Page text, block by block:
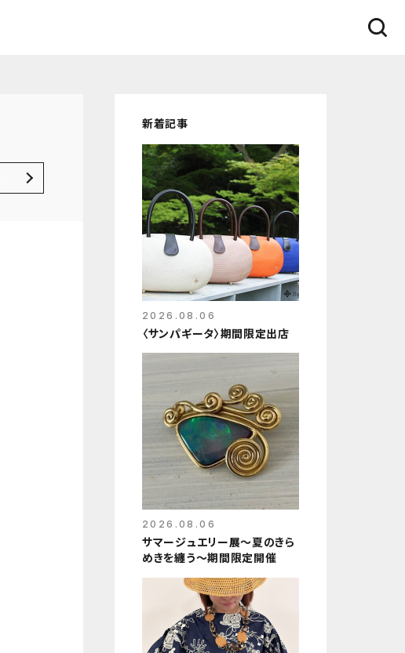
新着記事
2026.08.06
〈サンパギータ〉期間限定出店
2026.08.06
サマージュエリー展～夏のきら
めきを纏う～期間限定開催